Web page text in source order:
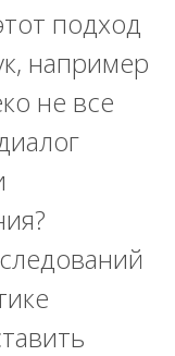
подход
например
не все